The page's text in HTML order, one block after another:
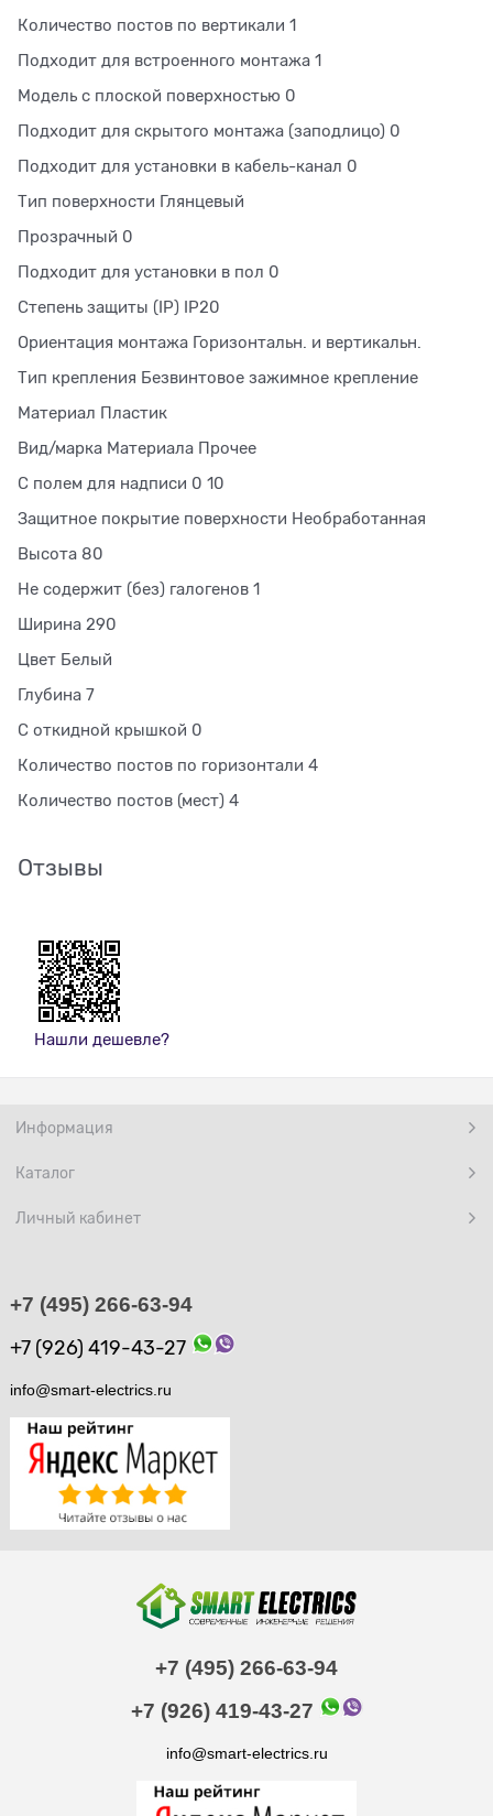
Количество постов по вертикали 1
Подходит для встроенного монтажа 1
Модель с плоской поверхностью 0
Подходит для скрытого монтажа (заподлицо) 0
Подходит для установки в кабель-канал 0
Тип поверхности Глянцевый
Прозрачный 0
Подходит для установки в пол 0
Степень защиты (IP) IP20
Ориентация монтажа Горизонтальн. и вертикальн.
Тип крепления Безвинтовое зажимное крепление
Материал Пластик
Вид/марка Материала Прочее
С полем для надписи 0 10
Защитное покрытие поверхности Необработанная
Высота 80
Не содержит (без) галогенов 1
Ширина 290
Цвет Белый
Глубина 7
С откидной крышкой 0
Количество постов по горизонтали 4
Количество постов (мест) 4
Отзывы
Нашли дешевле?
Информация
Каталог
Личный кабинет
+7 (495) 266-63-94
+7 (926) 419-43-27
info@smart-electrics.ru
+7 (495) 266-63-94
+7 (926) 419-43-27
info@smart-electrics.ru